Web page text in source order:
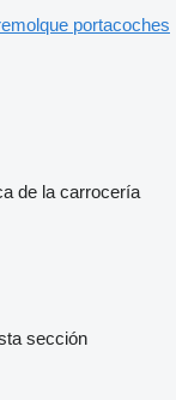
portacoches
de la carrocería
sección